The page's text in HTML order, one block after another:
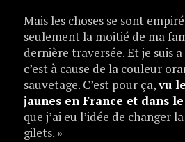
Mais les choses se sont
seulement la moitié de ma
dernière traversée. Et je suis
c’est à cause de la couleur
sauvetage. C’est pour ça,vu
jaunes en France et dans
que j’ai eu l’idée de changer
gilets. »